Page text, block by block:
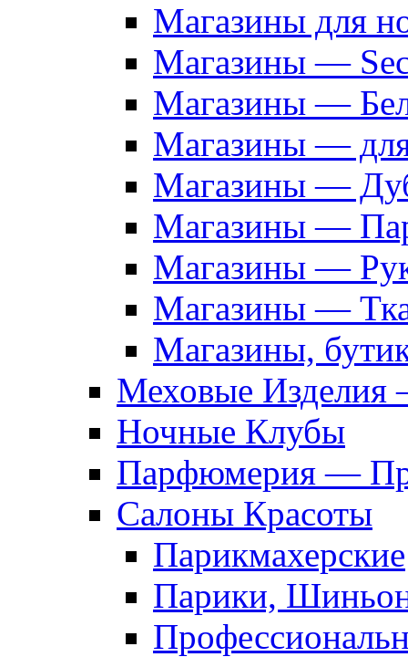
Магазины для
Магазины —
Магазины —
Магазины —
Магазины —
Магазины —
Магазины —
Магазины —
Магазины,
Меховые Изделия
Ночные Клубы
Парфюмерия —
Салоны Красоты
Парикмахерские
Парики,